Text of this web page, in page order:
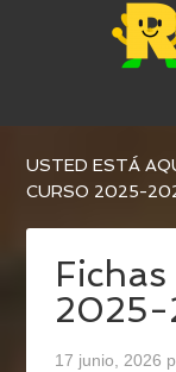
USTED ESTÁ
CURSO 2025-
17 junio, 2026